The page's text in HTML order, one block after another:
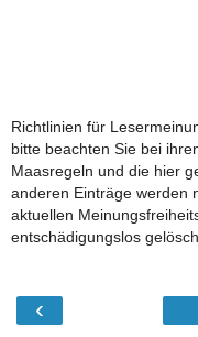
Richtlinien für
bitte beachten Sie bei
Maasregeln und die hier
anderen Einträge werden
aktuellen
entschädigungslos
‹